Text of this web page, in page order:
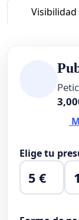
Elige tu
5 €